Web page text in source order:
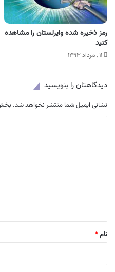
رمز ذخیره شده وایرلستان را مشاهده
کنید
۱۱ , مرداد ۱۳۹۳
دیدگاهتان را بنویسید
نشانی ایمیل شما منتشر نخواهد شد.
نام*